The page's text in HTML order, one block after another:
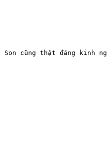
Son cũng thật đáng